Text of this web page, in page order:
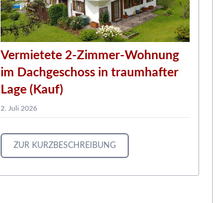
Vermietete 2-Zimmer-Wohnung
im Dachgeschoss in traumhafter
Lage (Kauf)
2. Juli 2026
ZUR KURZBESCHREIBUNG